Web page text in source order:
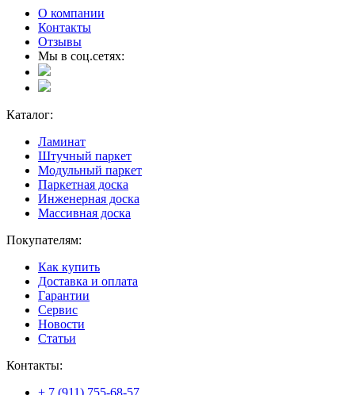
О компании
Контакты
Отзывы
Мы в соц.сетях:
Каталог:
Ламинат
Штучный паркет
Модульный паркет
Паркетная доска
Инженерная доска
Массивная доска
Покупателям:
Как купить
Доставка и оплата
Гарантии
Сервис
Новости
Статьи
Контакты:
+ 7 (911) 755-68-57